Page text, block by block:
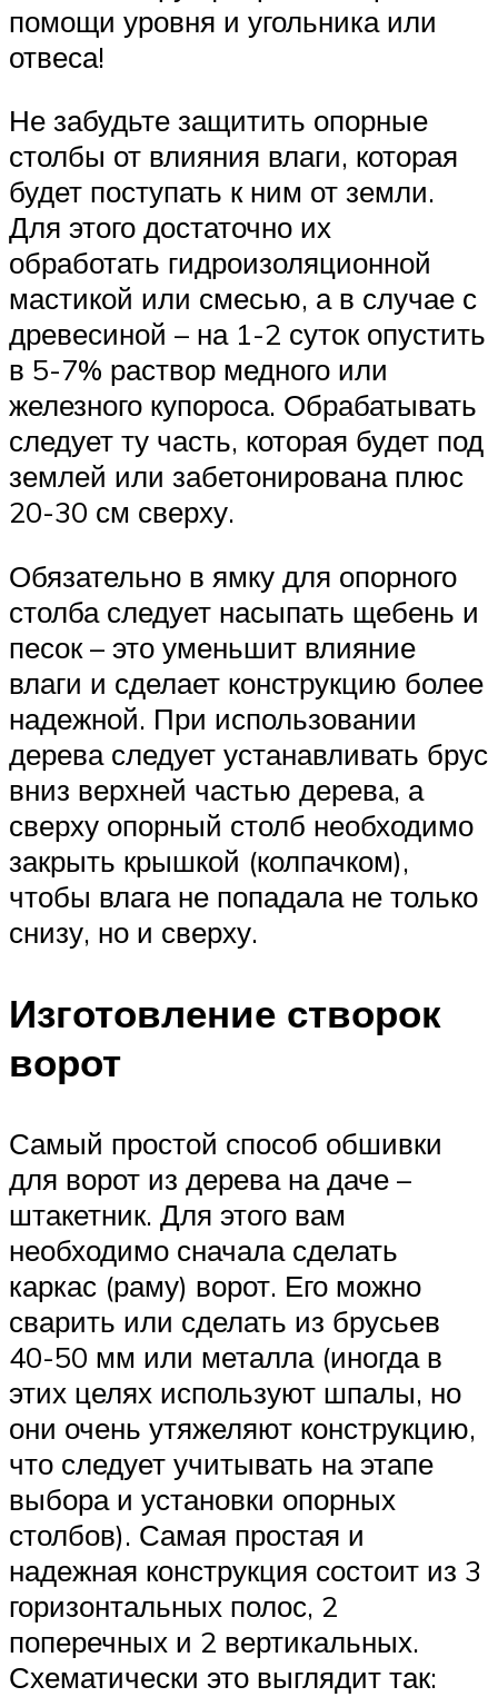
помощи уровня и угольника или
отвеса!
Не забудьте защитить опорные
столбы от влияния влаги, которая
будет поступать к ним от земли.
Для этого достаточно их
обработать гидроизоляционной
мастикой или смесью, а в случае с
древесиной – на 1-2 суток опустить
в 5-7% раствор медного или
железного купороса. Обрабатывать
следует ту часть, которая будет под
землей или забетонирована плюс
20-30 см сверху.
Обязательно в ямку для опорного
столба следует насыпать щебень и
песок – это уменьшит влияние
влаги и сделает конструкцию более
надежной. При использовании
дерева следует устанавливать брус
вниз верхней частью дерева, а
сверху опорный столб необходимо
закрыть крышкой (колпачком),
чтобы влага не попадала не только
снизу, но и сверху.
Изготовление створок
ворот
Самый простой способ обшивки
для ворот из дерева на даче –
штакетник. Для этого вам
необходимо сначала сделать
каркас (раму) ворот. Его можно
сварить или сделать из брусьев
40-50 мм или металла (иногда в
этих целях используют шпалы, но
они очень утяжеляют конструкцию,
что следует учитывать на этапе
выбора и установки опорных
столбов). Самая простая и
надежная конструкция состоит из 3
горизонтальных полос, 2
поперечных и 2 вертикальных.
Схематически это выглядит так: